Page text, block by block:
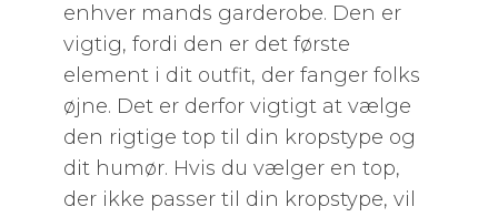
enhver mands garderobe. Den er
vigtig, fordi den er det første
element i dit outfit, der fanger folks
øjne. Det er derfor vigtigt at vælge
den rigtige top til din kropstype og
dit humør. Hvis du vælger en top,
der ikke passer til din kropstype, vil